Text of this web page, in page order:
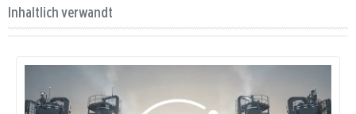
Inhaltlich verwandt